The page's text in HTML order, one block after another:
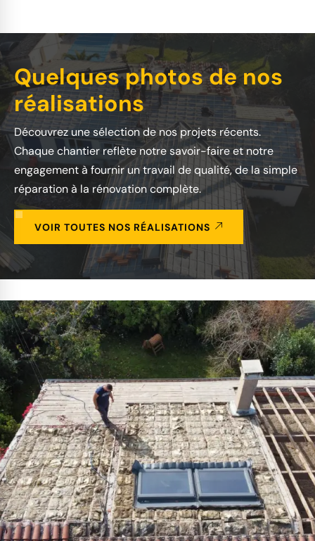
Quelques photos de nos
réalisations
Découvrez une sélection de nos projets récents.
Chaque chantier reflète notre savoir-faire et notre
engagement à fournir un travail de qualité, de la simple
réparation à la rénovation complète.
VOIR TOUTES NOS RÉALISATIONS